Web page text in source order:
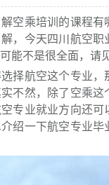
乘培训的课程有
，今天四川航空职
能不是很全面，请
航空这个专业，
不然，除了空乘这
专业就业方向还可
绍一下航空专业毕